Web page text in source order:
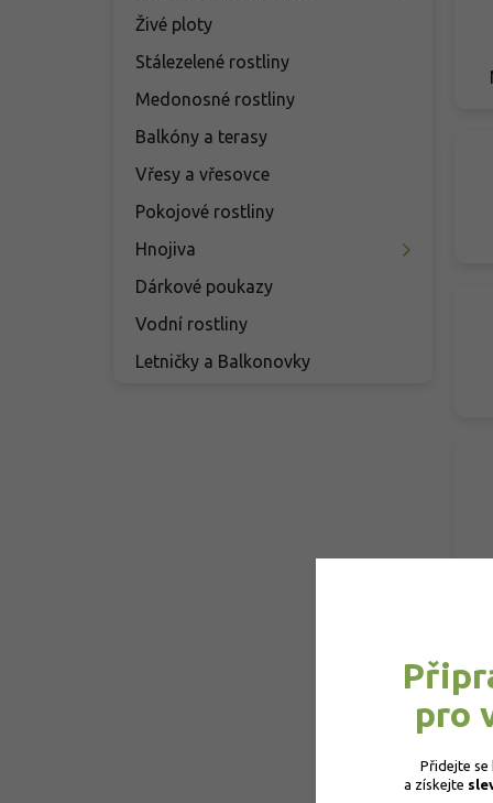
Živé ploty
Stálezelené rostliny
Medonosné rostliny
Balkóny a terasy
Vřesy a vřesovce
Pokojové rostliny
Hnojiva
Dárkové poukazy
Vodní rostliny
Letničky a Balkonovky
pro
Přidejte se
a získejte